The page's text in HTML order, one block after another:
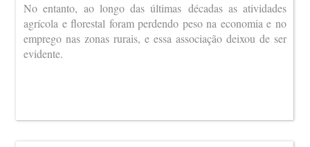
No entanto, ao longo das últimas décadas as atividades
agrícola e florestal foram perdendo peso na economia e no
emprego nas zonas rurais, e essa associação deixou de ser
evidente.